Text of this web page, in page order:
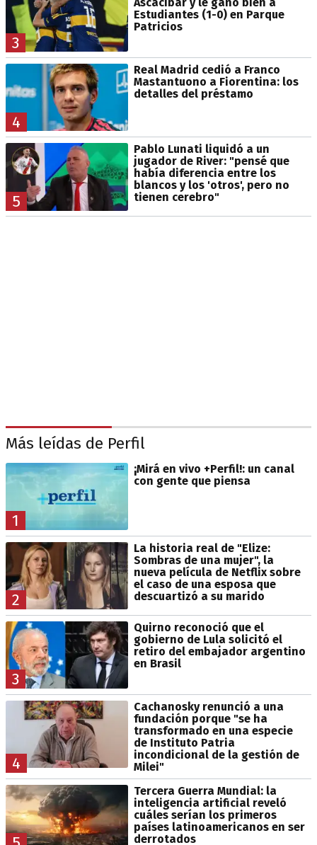
3
Ascacibar y le ganó bien a
Estudiantes (1-0) en Parque
Patricios
4
Real Madrid cedió a Franco
Mastantuono a Fiorentina: los
detalles del préstamo
5
Pablo Lunati liquidó a un
jugador de River: "pensé que
había diferencia entre los
blancos y los 'otros', pero no
tienen cerebro"
Más leídas de Perfil
1
¡Mirá en vivo +Perfil!: un canal
con gente que piensa
2
La historia real de "Elize:
Sombras de una mujer", la
nueva película de Netflix sobre
el caso de una esposa que
descuartizó a su marido
3
Quirno reconoció que el
gobierno de Lula solicitó el
retiro del embajador argentino
en Brasil
4
Cachanosky renunció a una
fundación porque "se ha
transformado en una especie
de Instituto Patria
incondicional de la gestión de
Milei"
Tercera Guerra Mundial: la
inteligencia artificial reveló
cuáles serían los primeros
países latinoamericanos en ser
derrotados